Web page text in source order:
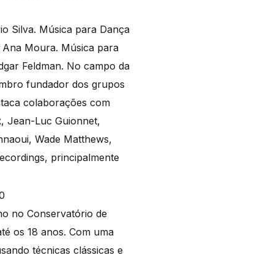
Silva. Música para Dança
Moura. Música para
Feldman. No campo da
fundador dos grupos
colaborações com
Jean-Luc Guionnet,
Wade Matthews,
principalmente
no Conservatório de
os 18 anos. Com uma
técnicas clássicas e